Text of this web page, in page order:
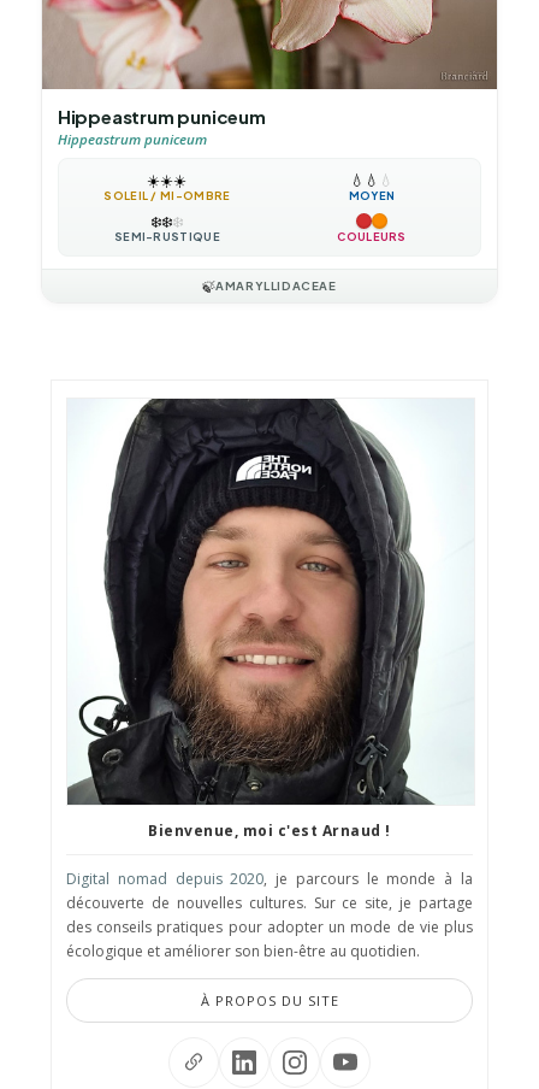
Hippeastrum puniceum
Hippeastrum puniceum
☀️☀️☀️
SOLEIL / MI-OMBRE
💧 💧 💧
MOYEN
❄️❄️❄️
SEMI-RUSTIQUE COULEURS
🍃AMARYLLIDACEAE
Bienvenue, moi c'est Arnaud !
Digital nomad depuis 2020, je parcours le monde à la
découverte de nouvelles cultures. Sur ce site, je partage
des conseils pratiques pour adopter un mode de vie plus
écologique et améliorer son bien-être au quotidien.
À PROPOS DU SITE